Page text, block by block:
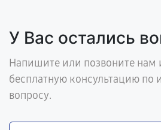
У Вас остались
Напишите или позвоните нам
бесплатную консультацию по
вопросу.